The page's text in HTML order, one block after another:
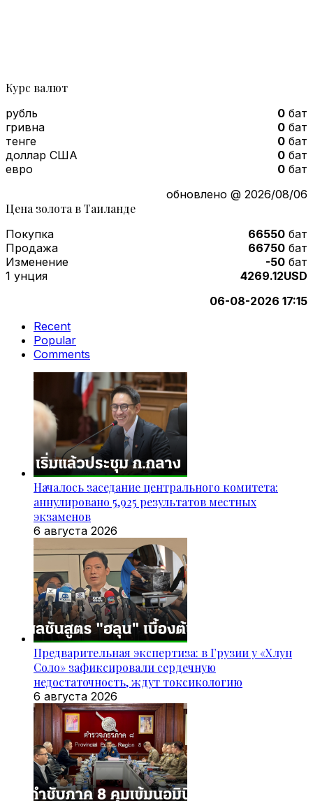
Курс валют
рубль 0 бат
гривна
0 бат
тенге
0 бат
доллар США
0 бат
евро
0 бат
обновлено @ 2026/08/06
Цена золота в Таиланде
Покупка 66550 бат
Продажа
66750 бат
Изменение
-50 бат
1 унция
4269.12USD
06-08-2026 17:15
Recent
Popular
Comments
Началось заседание центрального комитета:
аннулировано 5,925 результатов местных
экзаменов
6 августа 2026
Предварительная экспертиза: в Грузии у «Хлун
Соло» зафиксировали сердечную
недостаточность, ждут токсикологию
6 августа 2026